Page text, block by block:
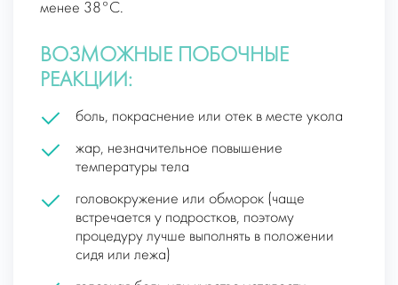
менее 38°С.
ВОЗМОЖНЫЕ ПОБОЧНЫЕ
РЕАКЦИИ:
боль, покраснение или отек в месте укола
жар, незначительное повышение
температуры тела
головокружение или обморок (чаще
встречается у подростков, поэтому
процедуру лучше выполнять в положении
сидя или лежа)